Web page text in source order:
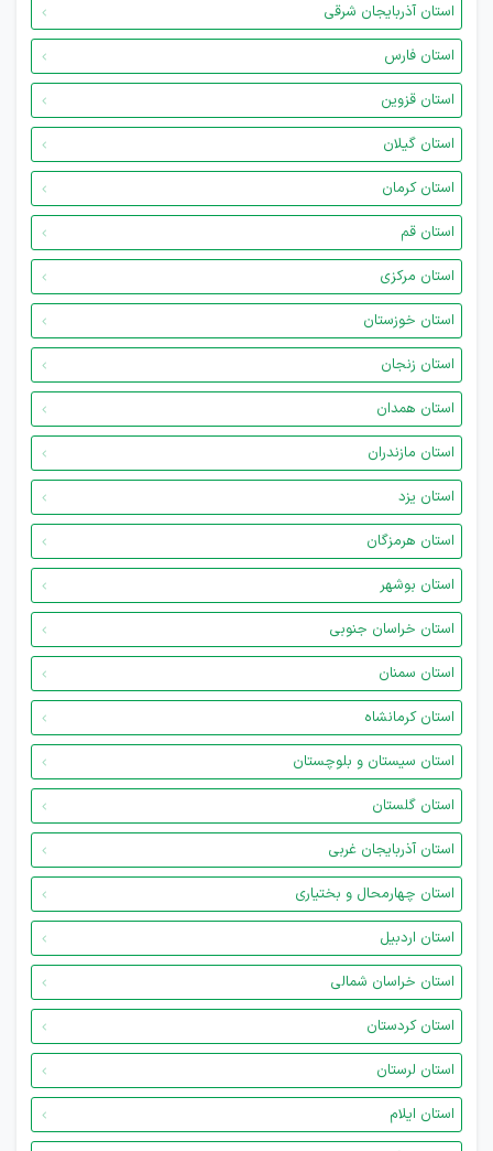
استان آذربایجان شرقی
استان فارس
استان قزوین
استان گیلان
استان کرمان
استان قم
استان مرکزی
استان خوزستان
استان زنجان
استان همدان
استان مازندران
استان یزد
استان هرمزگان
استان بوشهر
استان خراسان جنوبی
استان سمنان
استان کرمانشاه
استان سیستان و بلوچستان
استان گلستان
استان آذربایجان غربی
استان چهارمحال و بختیاری
استان اردبیل
استان خراسان شمالی
استان کردستان
استان لرستان
استان ایلام